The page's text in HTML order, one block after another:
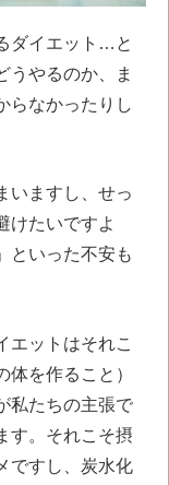
ダイエット…と
うやるのか、ま
らなかったりし
いますし、せっ
けたいですよ
といった不安も
エットはそれこ
を作ること）
私たちの主張で
す。それこそ摂
ですし、炭水化